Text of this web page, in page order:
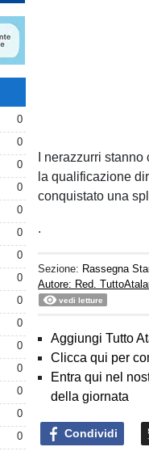
0
0
0
0
0
0
0
0
0
0
0
0
0
0
0
I nerazzurri
la qualificazione
conquistato una
.
Sezione: Rassegna
Autore: Red.
vedi letture
Aggiungi Tutto
Clicca qui per
Entra qui nel
della giornata
Condividi